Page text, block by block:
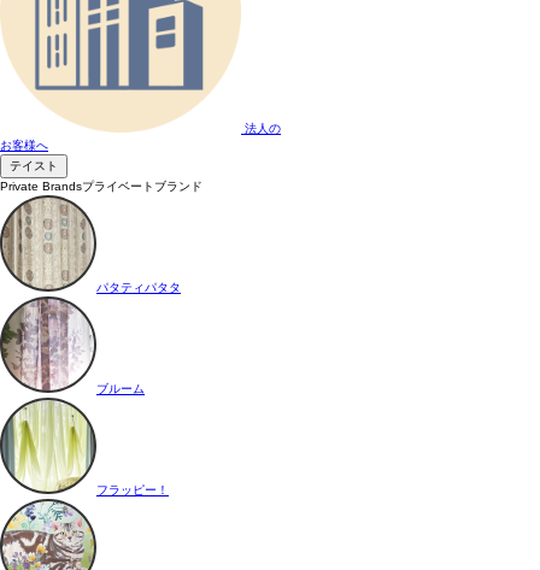
法人の
お客様へ
テイスト
Private Brandsプライベートブランド
パタティパタタ
ブルーム
フラッピー！